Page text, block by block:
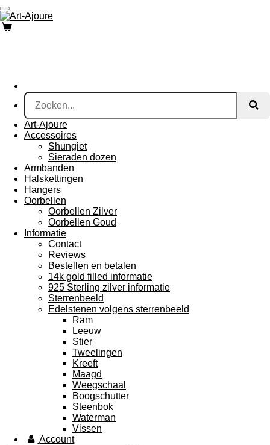
Ga
direct
naar
Art-Ajoure
Accessoires
Shungiet
Sieraden dozen
Armbanden
Halskettingen
Hangers
Oorbellen
Oorbellen Zilver
Oorbellen Goud
Informatie
Contact
Reviews
Bestellen en betalen
14k gold filled informatie
925 Sterling zilver informatie
Sterrenbeeld
Edelstenen volgens sterrenbeeld
Ram
Leeuw
Stier
Tweelingen
Kreeft
Maagd
Weegschaal
Boogschutter
Steenbok
Waterman
Vissen
Account